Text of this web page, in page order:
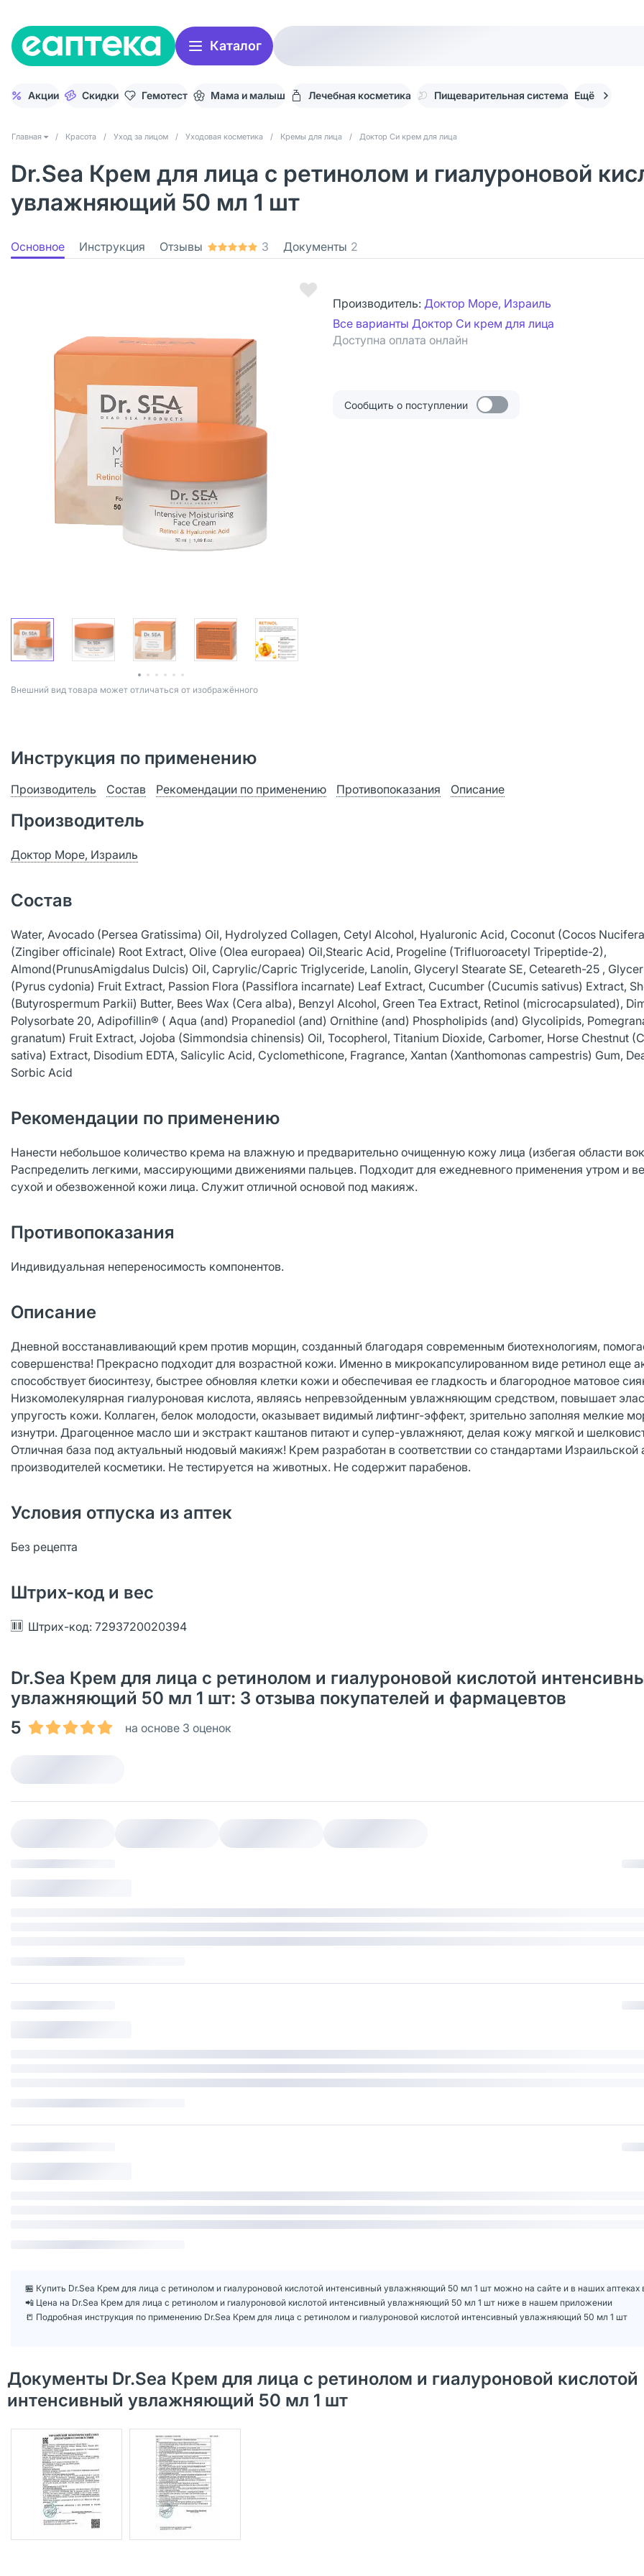
Каталог
Акции Скидки Гемотест Мама и малыш Лечебная косметика Пищеварительная система Ещё
Главная / Красота / Уход за лицом / Уходовая косметика / Кремы для лица / Доктор Си крем для лица
Dr.Sea Крем для лица с ретинолом и гиалуроновой
увлажняющий 50 мл 1 шт
Основное Инструкция Отзывы 3 Документы 2
Bнешний вид товара может отличаться от изображённого
Производитель: Доктор Море, Израиль
Все варианты Доктор Си крем для лица
Доступна оплата онлайн
Сообщить о поступлении
Инструкция по применению
Производитель Состав Рекомендации по применению Противопоказания Описание
Производитель
Доктор Море, Израиль
Состав
Water, Avocado (Persea Gratissima) Oil, Hydrolyzed Collagen, Cetyl Alcohol, Hyaluronic Acid, Coconut (Cocos
(Zingiber officinale) Root Extract, Olive (Olea europaea) Oil,Stearic Acid, Progeline (Trifluoroacetyl Tripeptide-2),
Almond(PrunusAmigdalus Dulcis) Oil, Caprylic/Capric Triglyceride, Lanolin, Glyceryl Stearate SE, Ceteareth-25 ,
(Pyrus cydonia) Fruit Extract, Passion Flora (Passiflora incarnate) Leaf Extract, Cucumber (Cucumis sativus) Extract,
(Butyrospermum Parkii) Butter, Bees Wax (Cera alba), Benzyl Alcohol, Green Tea Extract, Retinol (microcapsulated),
Polysorbate 20, Adipofillin® ( Aqua (and) Propanediol (and) Ornithine (and) Phospholipids (and) Glycolipids,
granatum) Fruit Extract, Jojoba (Simmondsia chinensis) Oil, Tocopherol, Titanium Dioxide, Carbomer, Horse Chestnut
sativa) Extract, Disodium EDTA, Salicylic Acid, Cyclomethicone, Fragrance, Xantan (Xanthomonas campestris) Gum,
Sorbic Acid
Рекомендации по применению
Нанести небольшое количество крема на влажную и предварительно очищенную кожу лица (избегая области
Распределить легкими, массирующими движениями пальцев. Подходит для ежедневного применения утром и
сухой и обезвоженной кожи лица. Служит отличной основой под макияж.
Противопоказания
Индивидуальная непереносимость компонентов.
Описание
Дневной восстанавливающий крем против морщин, созданный благодаря современным биотехнологиям,
совершенства! Прекрасно подходит для возрастной кожи. Именно в микрокапсулированном виде ретинол еще
способствует биосинтезу, быстрее обновляя клетки кожи и обеспечивая ее гладкость и благородное матовое
Низкомолекулярная гиалуроновая кислота, являясь непревзойденным увлажняющим средством, повышает
упругость кожи. Коллаген, белок молодости, оказывает видимый лифтинг-эффект, зрительно заполняя мелкие
изнутри. Драгоценное масло ши и экстракт каштанов питают и супер-увлажняют, делая кожу мягкой и
Отличная база под актуальный нюдовый макияж! Крем разработан в соответствии со стандартами Израильской
производителей косметики. Не тестируется на животных. Не содержит парабенов.
Условия отпуска из аптек
Без рецепта
Штрих-код и вес
Штрих-код: 7293720020394
Dr.Sea Крем для лица с ретинолом и гиалуроновой кислотой
увлажняющий 50 мл 1 шт: 3 отзыва покупателей и фармацевтов
5
на основе 3 оценок
🏪 Купить Dr.Sea Крем для лица с ретинолом и гиалуроновой кислотой интенсивный увлажняющий 50 мл 1 шт можно на сайте и в наших аптеках
📲 Цена на Dr.Sea Крем для лица с ретинолом и гиалуроновой кислотой интенсивный увлажняющий 50 мл 1 шт ниже в нашем приложении
📒 Подробная инструкция по применению Dr.Sea Крем для лица с ретинолом и гиалуроновой кислотой интенсивный увлажняющий 50 мл 1 шт
Документы Dr.Sea Крем для лица с ретинолом и гиалуроновой кислотой
интенсивный увлажняющий 50 мл 1 шт